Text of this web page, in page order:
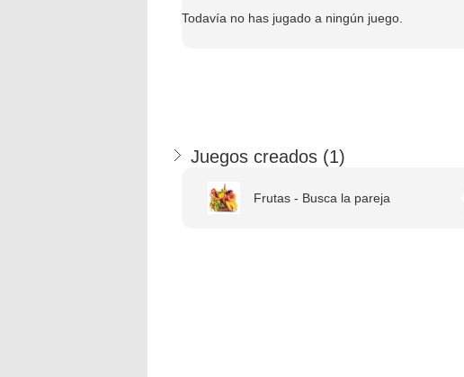
Todavía no has jugado a ningún juego.
Juegos creados (1)
Frutas - Busca la pareja